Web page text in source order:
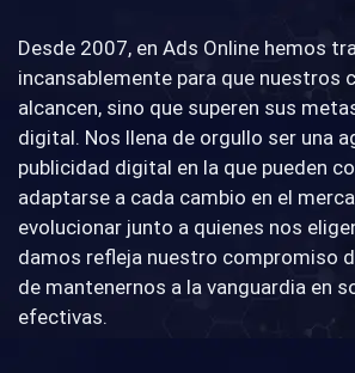
Desde 2007, en Ads Online hemos
incansablemente para que nuestros
alcancen, sino que superen sus
digital. Nos llena de orgullo ser una
publicidad digital en la que pueden
adaptarse a cada cambio en el
evolucionar junto a quienes nos
damos refleja nuestro compromiso
de mantenernos a la vanguardia en
efectivas.